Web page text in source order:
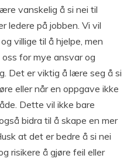
vanskelig å si nei til
ledere på jobben. Vi vil
villige til å hjelpe, men
for mye ansvar og
Det er viktig å lære seg å si
eller når en oppgave ikke
Dette vil ikke bare
bidra til å skape en mer
at det er bedre å si nei
risikere å gjøre feil eller